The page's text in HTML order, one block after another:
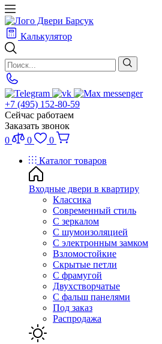
Калькулятор
+7 (495) 152-80-59
Сейчас работаем
Заказать звонок
0
0
0
Каталог товаров
Входные двери в квартиру
Классика
Современный стиль
С зеркалом
С шумоизоляцией
С электронным замком
Взломостойкие
Скрытые петли
С фрамугой
Двухстворчатые
С фальш панелями
Под заказ
Распродажа